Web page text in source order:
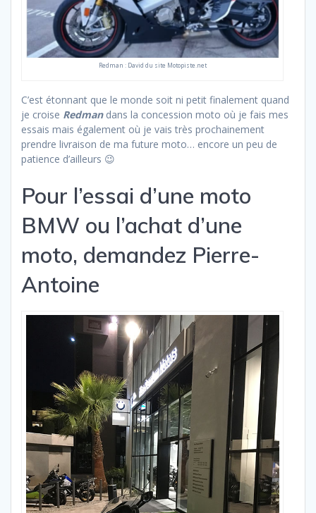
Redman : David du site Motopiste.net
C’est étonnant que le monde soit ni petit finalement quand
je croise Redmandans la concession moto où je fais mes
essais mais également où je vais très prochainement
prendre livraison de ma future moto… encore un peu de
patience d’ailleurs 😉
Pour l’essai d’une moto
BMW ou l’achat d’une
moto, demandez Pierre-
Antoine